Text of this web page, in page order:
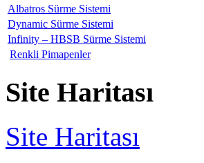
Albatros Sürme Sistemi
Dynamic Sürme Sistemi
Infinity – HBSB Sürme Sistemi
Renkli Pimapenler
Site Haritası
Site Haritası